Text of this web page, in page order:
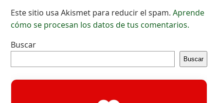
Este sitio usa Akismet para reducir el spam.Aprende
cómo se procesan los datos de tus comentarios.
Buscar
Buscar